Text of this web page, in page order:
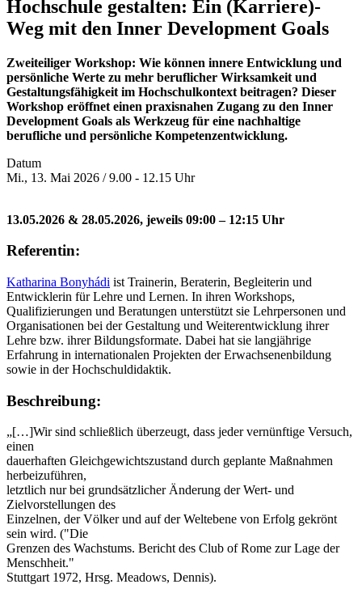
Hochschule gestalten: Ein (Karriere)-
Weg mit den Inner Development Goals
Zweiteiliger Workshop: Wie können innere Entwicklung und
persönliche Werte zu mehr beruflicher Wirksamkeit und
Gestaltungsfähigkeit im Hochschulkontext beitragen? Dieser
Workshop eröffnet einen praxisnahen Zugang zu den Inner
Development Goals als Werkzeug für eine nachhaltige
berufliche und persönliche Kompetenzentwicklung.
Datum
Mi., 13. Mai 2026 / 9.00 - 12.15 Uhr
13.05.2026 & 28.05.2026, jeweils 09:00 – 12:15 Uhr
Referentin:
Katharina Bonyhádi ist Trainerin, Beraterin, Begleiterin und
Entwicklerin für Lehre und Lernen. In ihren Workshops,
Qualifizierungen und Beratungen unterstützt sie Lehrpersonen und
Organisationen bei der Gestaltung und Weiterentwicklung ihrer
Lehre bzw. ihrer Bildungsformate. Dabei hat sie langjährige
Erfahrung in internationalen Projekten der Erwachsenenbildung
sowie in der Hochschuldidaktik.
Beschreibung:
„[…]Wir sind schließlich überzeugt, dass jeder vernünftige Versuch,
einen
dauerhaften Gleichgewichtszustand durch geplante Maßnahmen
herbeizuführen,
letztlich nur bei grundsätzlicher Änderung der Wert- und
Zielvorstellungen des
Einzelnen, der Völker und auf der Weltebene von Erfolg gekrönt
sein wird. ("Die
Grenzen des Wachstums. Bericht des Club of Rome zur Lage der
Menschheit."
Stuttgart 1972, Hrsg. Meadows, Dennis).